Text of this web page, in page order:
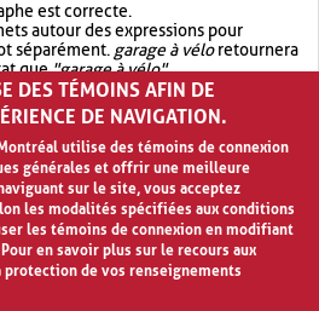
est correcte.
autour des expressions pour
séparément. garage à véloretournera
que"garage à vélo".
recherche avec OR.garage OR vélo
de résultat quegarage à vélo
DES TÉMOINS AFIN DE
DE NAVIGATION.
utilise des témoins de connexion
générales et offrir une meilleure
sur le site, vous acceptez
les modalités spécifiées aux conditions
les témoins de connexion en modifiant
en savoir plus sur le recours aux
de vos renseignements